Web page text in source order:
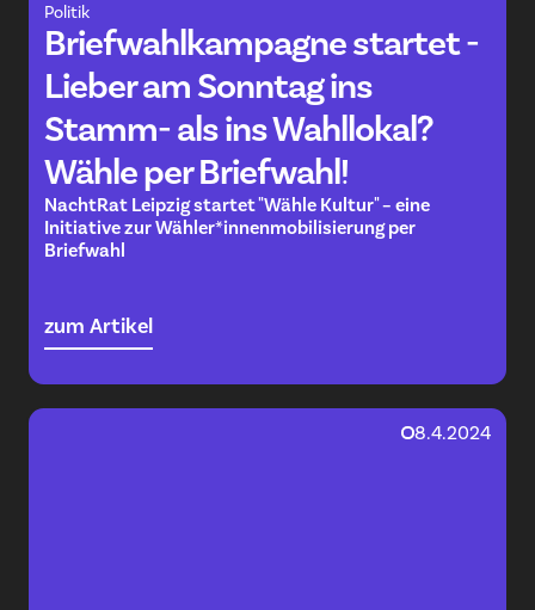
Politik
Briefwahlkampagne startet -
Lieber am Sonntag ins
Stamm- als ins Wahllokal?
Wähle per Briefwahl!
NachtRat Leipzig startet "Wähle Kultur" – eine
Initiative zur Wähler*innenmobilisierung per
Briefwahl
zum Artikel
8.4.2024